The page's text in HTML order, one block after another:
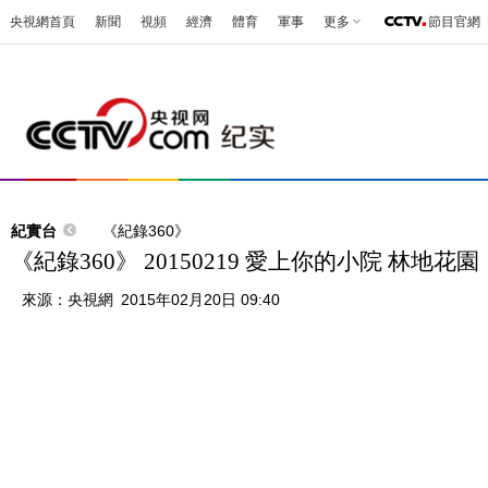
央視網首頁 新聞 視頻 經濟 體育 軍事 更多 節目官網
紀實台 《紀錄360》
《紀錄360》 20150219 愛上你的小院 林地花園
來源： 央視網 2015年02月20日 09:40